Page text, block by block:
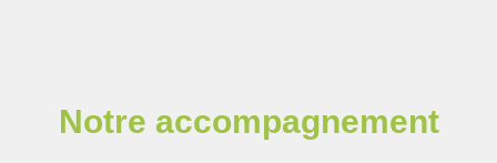
Notre accompagnement